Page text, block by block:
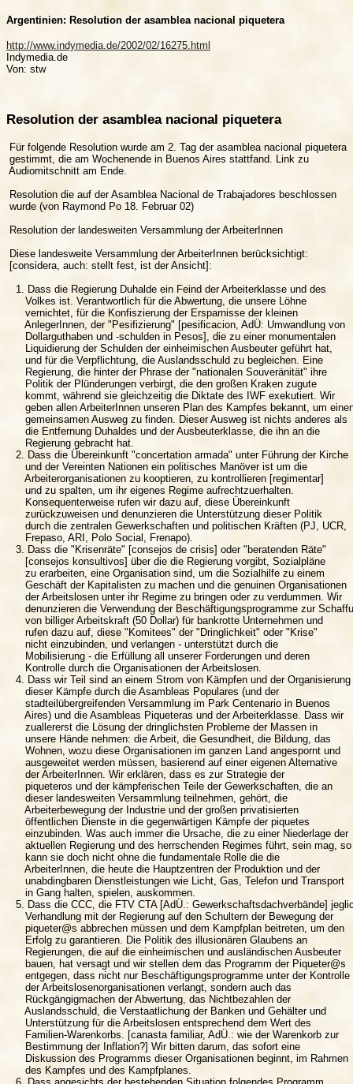
Argentinien: Resolution der asamblea nacional piquetera
http://www.indymedia.de/2002/02/16275.html
Indymedia.de
Von: stw
Resolution der asamblea nacional piquetera
Für folgende Resolution wurde am 2. Tag der asamblea nacional piquetera
gestimmt, die am Wochenende in Buenos Aires stattfand. Link zu
Audiomitschnitt am Ende.
Resolution die auf der Asamblea Nacional de Trabajadores beschlossen
wurde (von Raymond Po 18. Februar 02)
Resolution der landesweiten Versammlung der ArbeiterInnen
Diese landesweite Versammlung der ArbeiterInnen berücksichtigt:
[considera, auch: stellt fest, ist der Ansicht]:
   1. Dass die Regierung Duhalde ein Feind der Arbeiterklasse und des
      Volkes ist. Verantwortlich für die Abwertung, die unsere Löhne
      vernichtet, für die Konfiszierung der Ersparnisse der kleinen
      AnlegerInnen, der "Pesifizierung" [pesificacion, AdÜ: Umwandlung von
      Dollarguthaben und -schulden in Pesos], die zu einer monumentalen
      Liquidierung der Schulden der einheimischen Ausbeuter geführt hat,
      und für die Verpflichtung, die Auslandsschuld zu begleichen. Eine
      Regierung, die hinter der Phrase der "nationalen Souveränität" ihre
      Politik der Plünderungen verbirgt, die den großen Kraken zugute
      kommt, während sie gleichzeitig die Diktate des IWF exekutiert. Wir
geben allen ArbeiterInnen unseren Plan des Kampfes bekannt, um
      gemeinsamen Ausweg zu finden. Dieser Ausweg ist nichts anderes als
      die Entfernung Duhaldes und der Ausbeuterklasse, die ihn an die
      Regierung gebracht hat.
   2. Dass die Übereinkunft "concertation armada" unter Führung der Kirche
      und der Vereinten Nationen ein politisches Manöver ist um die
      Arbeiterorganisationen zu kooptieren, zu kontrollieren [regimentar]
      und zu spalten, um ihr eigenes Regime aufrechtzuerhalten.
      Konsequenterweise rufen wir dazu auf, diese Übereinkunft
      zurückzuweisen und denunzieren die Unterstützung dieser Politik
      durch die zentralen Gewerkschaften und politischen Kräften (PJ, UCR,
      Frepaso, ARI, Polo Social, Frenapo).
   3. Dass die "Krisenräte" [consejos de crisis] oder "beratenden Räte"
      [consejos konsultivos] über die die Regierung vorgibt, Sozialpläne
      zu erarbeiten, eine Organisation sind, um die Sozialhilfe zu einem
      Geschäft der Kapitalisten zu machen und die genuinen Organisationen
      der Arbeitslosen unter ihr Regime zu bringen oder zu verdummen. Wir
denunzieren die Verwendung der Beschäftigungsprogramme zur
      von billiger Arbeitskraft (50 Dollar) für bankrotte Unternehmen und
      rufen dazu auf, diese "Komitees" der "Dringlichkeit" oder "Krise"
      nicht einzubinden, und verlangen - unterstützt durch die
      Mobilisierung - die Erfüllung all unserer Forderungen und deren
      Kontrolle durch die Organisationen der Arbeitslosen.
   4. Dass wir Teil sind an einem Strom von Kämpfen und der Organisierung
      dieser Kämpfe durch die Asambleas Populares (und der
      stadteilübergreifenden Versammlung im Park Centenario in Buenos
      Aires) und die Asambleas Piqueteras und der Arbeiterklasse. Dass wir
      zuallererst die Lösung der dringlichsten Probleme der Massen in
      unsere Hände nehmen: die Arbeit, die Gesundheit, die Bildung, das
      Wohnen, wozu diese Organisationen im ganzen Land angespornt und
      ausgeweitet werden müssen, basierend auf einer eigenen Alternative
      der ArbeiterInnen. Wir erklären, dass es zur Strategie der
      piqueteros und der kämpferischen Teile der Gewerkschaften, die an
      dieser landesweiten Versammlung teilnehmen, gehört, die
      Arbeiterbewegung der Industrie und der großen privatisierten
      öffentlichen Dienste in die gegenwärtigen Kämpfe der piquetes
      einzubinden. Was auch immer die Ursache, die zu einer Niederlage der
      aktuellen Regierung und des herrschenden Regimes führt, sein mag, so
      kann sie doch nicht ohne die fundamentale Rolle die die
      ArbeiterInnen, die heute die Hauptzentren der Produktion und der
      unabdingbaren Dienstleistungen wie Licht, Gas, Telefon und Transport
      in Gang halten, spielen, auskommen.
5. Dass die CCC, die FTV CTA [AdÜ.: Gewerkschaftsdachverbände]
      Verhandlung mit der Regierung auf den Schultern der Bewegung der
      piqueter@s abbrechen müssen und dem Kampfplan beitreten, um den
      Erfolg zu garantieren. Die Politik des illusionären Glaubens an
      Regierungen, die auf die einheimischen und ausländischen Ausbeuter
      bauen, hat versagt und wir stellen dem das Programm der Piqueter@s
      entgegen, dass nicht nur Beschäftigungsprogramme unter der Kontrolle
      der Arbeitslosenorganisationen verlangt, sondern auch das
      Rückgängigmachen der Abwertung, das Nichtbezahlen der
      Auslandsschuld, die Verstaatlichung der Banken und Gehälter und
      Unterstützung für die Arbeitslosen entsprechend dem Wert des
      Familien-Warenkorbs. [canasta familiar, AdÜ.: wie der Warenkorb zur
      Bestimmung der Inflation?] Wir bitten darum, das sofort eine
      Diskussion des Programms dieser Organisationen beginnt, im Rahmen
      des Kampfes und des Kampfplanes.